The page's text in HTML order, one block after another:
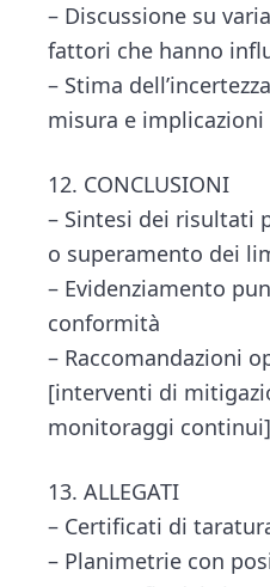
– Discussione su
fattori che hanno
– Stima
misura e
12. CONCLUSIONI
– Sintesi dei risultati
o superamento dei
– Evidenziamento
conformità
– Raccomandazioni
[interventi di
monitoraggi continui]
13. ALLEGATI
– Certificati di
– Planimetrie con